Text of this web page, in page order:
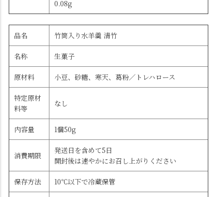
0.08g
品名 竹筒入り水羊羹 清竹
名称 生菓子
原材料 小豆、砂糖、寒天、葛粉／トレハロース
特定原材
料等
なし
内容量 1個50g
消費期限
発送日を含めて5日
開封後は速やかにお召し上がりください
保存方法 10℃以下で冷蔵保管